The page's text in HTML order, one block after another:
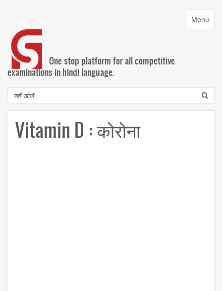
content
Toggle
Menu
One stop platform for all competitive
examinations in hindi language.
Search
Vitamin D : कोरोना